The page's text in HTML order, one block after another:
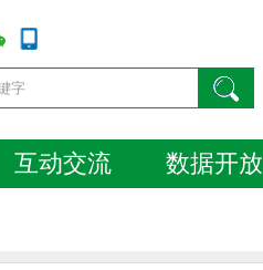
互动交流 数据开放